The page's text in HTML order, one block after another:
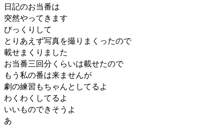
日記のお当番は
突然やってきます
びっくりして
とりあえず写真を撮りまくったので
載せまくりました
お当番三回分くらいは載せたので
もう私の番は来ませんが
劇の練習もちゃんとしてるよ
わくわくしてるよ
いいものできそうよ
あ